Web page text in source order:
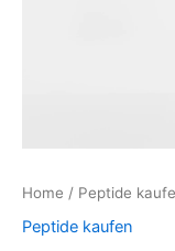
Home / Peptide
Peptide kaufen